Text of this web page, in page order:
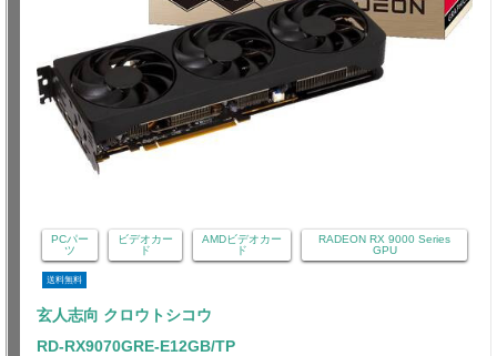
PCパー
ツ
ビデオカー
ド
AMDビデオカー
ド
RADEON RX 9000 Series
GPU
送料無料
玄人志向 クロウトシコウ
RD-RX9070GRE-E12GB/TP